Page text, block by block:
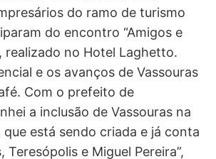
do ramo de turismo
do encontro “Amigos e
realizado no Hotel Laghetto.
e os avanços de Vassouras
Com o prefeito de
a inclusão de Vassouras na
está sendo criada e já conta
Teresópolis e Miguel Pereira”,